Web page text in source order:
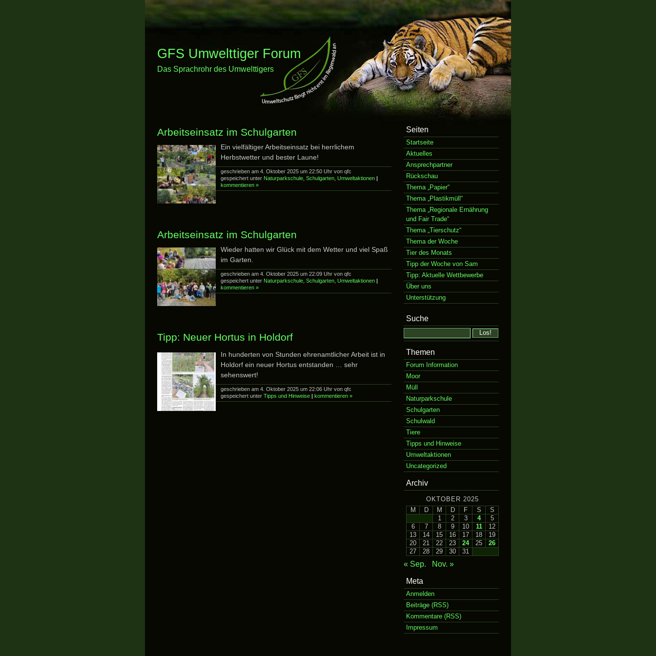
GFS Umwelttiger Forum
Das Sprachrohr des Umwelttigers
Arbeitseinsatz im Schulgarten
Ein vielfältiger Arbeitseinsatz bei herrlichem
Herbstwetter und bester Laune!
geschrieben am 4. Oktober 2025 um 22:50 Uhr von qfc
gespeichert unter Naturparkschule Schulgarten Umweltaktionen |
kommentieren »
Arbeitseinsatz im Schulgarten
Wieder hatten wir Glück mit dem Wetter und viel Spaß
im Garten.
geschrieben am 4. Oktober 2025 um 22:09 Uhr von qfc
gespeichert unter Naturparkschule Schulgarten Umweltaktionen |
kommentieren »
Tipp: Neuer Hortus in Holdorf
In hunderten von Stunden ehrenamtlicher Arbeit ist in
Holdorf ein neuer Hortus entstanden … sehr
sehenswert!
geschrieben am 4. Oktober 2025 um 22:06 Uhr von qfc
gespeichert unter Tipps und Hinweise | kommentieren »
Seiten
Startseite
Aktuelles
Ansprechpartner
Rückschau
Thema „Papier“
Thema „Plastikmüll“
Thema „Regionale Ernährung
und Fair Trade“
Thema „Tierschutz“
Thema der Woche
Tier des Monats
Tipp der Woche von Sam
Tipp: Aktuelle Wettbewerbe
Über uns
Unterstützung
Suche
Themen
Forum Information
Moor
Müll
Naturparkschule
Schulgarten
Schulwald
Tiere
Tipps und Hinweise
Umweltaktionen
Uncategorized
Archiv
OKTOBER 2025
M
D M D F S
S
1
2 3 4
5
6
7 8 9 10 11
12
13
14 15 16 17 18
19
20
21 22 23 24 25
26
27
28 29 30 31
« Sep. Nov. »
Meta
Anmelden
Beiträge (RSS)
Kommentare (RSS)
Impressum